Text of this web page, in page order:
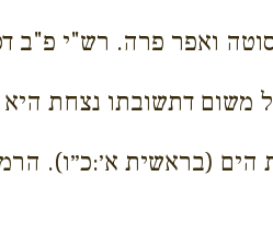
ואפר פרה. רש"י פ"ב
דתשובתו נצחת היא
הים (בראשית א׳:כ״ו).